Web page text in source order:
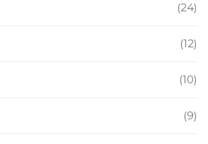
(24)
(12)
(10)
(9)